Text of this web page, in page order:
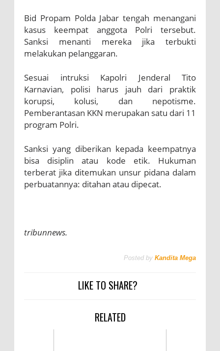
Bid Propam Polda Jabar tengah menangani
kasus keempat anggota Polri tersebut.
Sanksi menanti mereka jika terbukti
melakukan pelanggaran.
Sesuai intruksi Kapolri Jenderal Tito
Karnavian, polisi harus jauh dari praktik
korupsi, kolusi, dan nepotisme.
Pemberantasan KKN merupakan satu dari 11
program Polri.
Sanksi yang diberikan kepada keempatnya
bisa disiplin atau kode etik. Hukuman
terberat jika ditemukan unsur pidana dalam
perbuatannya: ditahan atau dipecat.
tribunnews.
Posted by Kandita Mega
LIKE TO SHARE?
RELATED